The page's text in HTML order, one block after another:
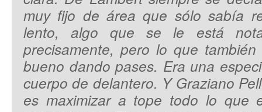
muy fijo de área que sólo sabía
lento, algo que se le está
precisamente, pero lo que
bueno dando pases. Era una
cuerpo de delantero. Y Graziano
es maximizar a tope todo lo que